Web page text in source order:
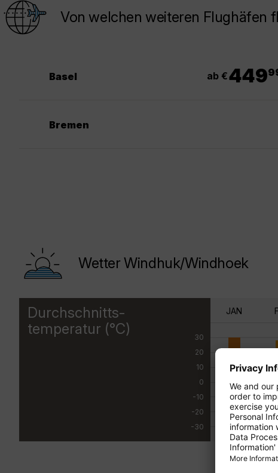
Von welchen weiteren Flughäfen
Basel ab €449
Bremen
Wetter Windhuk/Windhoek
Durchschnitts-
temperatur (°C)
30
20
10
0
-10
-20
-30
JAN